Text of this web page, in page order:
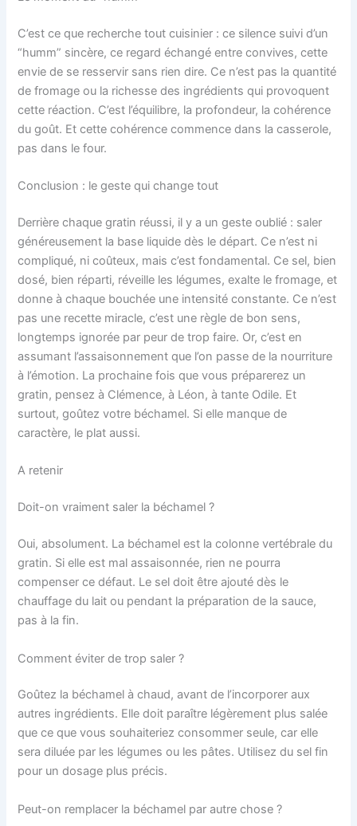
C’est ce que recherche tout cuisinier : ce silence suivi d’un
“humm” sincère, ce regard échangé entre convives, cette
envie de se resservir sans rien dire. Ce n’est pas la quantité
de fromage ou la richesse des ingrédients qui provoquent
cette réaction. C’est l’équilibre, la profondeur, la cohérence
du goût. Et cette cohérence commence dans la casserole,
pas dans le four.
Conclusion : le geste qui change tout
Derrière chaque gratin réussi, il y a un geste oublié : saler
généreusement la base liquide dès le départ. Ce n’est ni
compliqué, ni coûteux, mais c’est fondamental. Ce sel, bien
dosé, bien réparti, réveille les légumes, exalte le fromage, et
donne à chaque bouchée une intensité constante. Ce n’est
pas une recette miracle, c’est une règle de bon sens,
longtemps ignorée par peur de trop faire. Or, c’est en
assumant l’assaisonnement que l’on passe de la nourriture
à l’émotion. La prochaine fois que vous préparerez un
gratin, pensez à Clémence, à Léon, à tante Odile. Et
surtout, goûtez votre béchamel. Si elle manque de
caractère, le plat aussi.
A retenir
Doit-on vraiment saler la béchamel ?
Oui, absolument. La béchamel est la colonne vertébrale du
gratin. Si elle est mal assaisonnée, rien ne pourra
compenser ce défaut. Le sel doit être ajouté dès le
chauffage du lait ou pendant la préparation de la sauce,
pas à la fin.
Comment éviter de trop saler ?
Goûtez la béchamel à chaud, avant de l’incorporer aux
autres ingrédients. Elle doit paraître légèrement plus salée
que ce que vous souhaiteriez consommer seule, car elle
sera diluée par les légumes ou les pâtes. Utilisez du sel fin
pour un dosage plus précis.
Peut-on remplacer la béchamel par autre chose ?